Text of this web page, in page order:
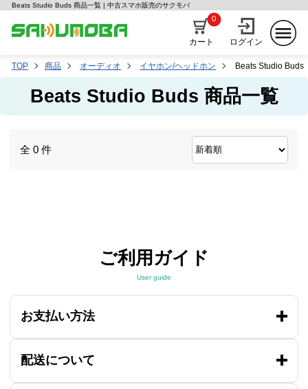
Beats Studio Buds 商品一覧 | 中古スマホ販売のサクモバ
カート
0
ログイン
TOP 商品 オーディオ イヤホン/ヘッドホン Beats Studio Buds
Beats Studio Buds 商品一覧
全 0 件
ご利用ガイド
User guide
お支払い方法
配送について